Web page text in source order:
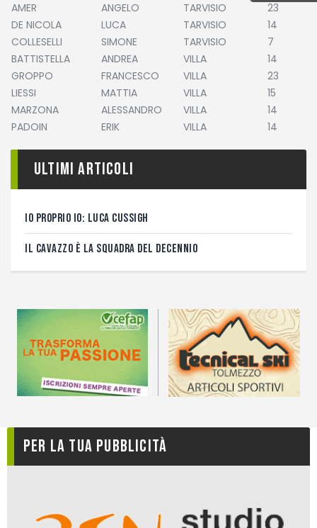
Albo d’oro
Partita Party
AMER
ANGELO TARVISIO
23
DE NICOLA
LUCA TARVISIO
14
COLLESELLI
SIMONE TARVISIO
7
BATTISTELLA
ANDREA VILLA
14
GROPPO
FRANCESCO VILLA
23
LIESSI
MATTIA VILLA
15
MARZONA
ALESSANDRO VILLA
14
PADOIN
ERIK VILLA 14
Ultimi articoli
IO PROPRIO IO: LUCA CUSSIGH
IL CAVAZZO È LA SQUADRA DEL DECENNIO
Per la tua pubblicità